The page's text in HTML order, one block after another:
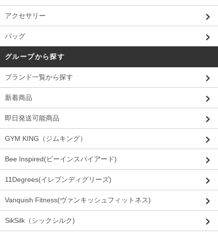
アクセサリー
バッグ
グループから探す
ブランド一覧から探す
新着商品
即日発送可能商品
GYM KING（ジムキング）
Bee Inspired(ビーインスパイアード)
11Degrees(イレブンディグリーズ)
Vanquish Fitness(ヴァンキッシュフィットネス)
SikSilk（シックシルク)